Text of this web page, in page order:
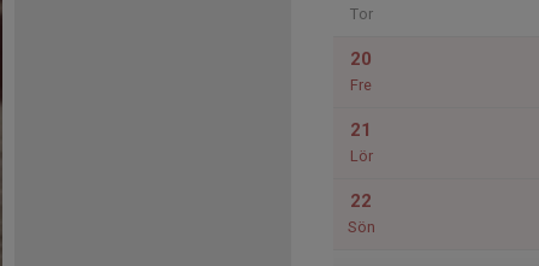
Tor
20
Fre
21
Lör
22
Sön